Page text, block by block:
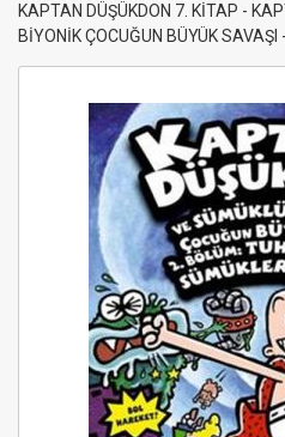
KAPTAN DÜŞÜKDON 7. KİTAP -
BİYONİK ÇOCUĞUN BÜYÜK SAVAŞI